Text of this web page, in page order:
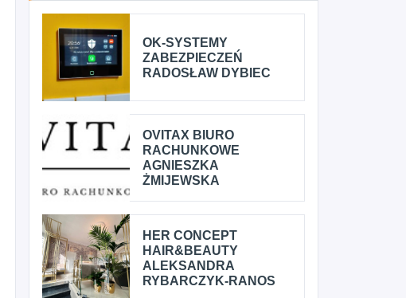
OK-SYSTEMY
ZABEZPIECZEŃ
RADOSŁAW DYBIEC
OVITAX BIURO
RACHUNKOWE
AGNIESZKA
ŻMIJEWSKA
HER CONCEPT
HAIR&BEAUTY
ALEKSANDRA
RYBARCZYK-RANOS